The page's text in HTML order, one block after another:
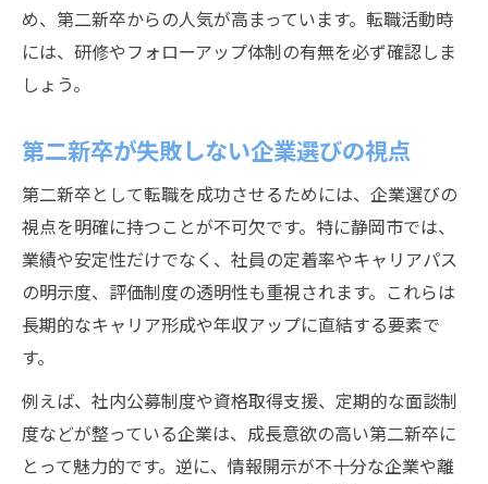
め、第二新卒からの人気が高まっています。転職活動時
には、研修やフォローアップ体制の有無を必ず確認しま
しょう。
第二新卒が失敗しない企業選びの視点
第二新卒として転職を成功させるためには、企業選びの
視点を明確に持つことが不可欠です。特に静岡市では、
業績や安定性だけでなく、社員の定着率やキャリアパス
の明示度、評価制度の透明性も重視されます。これらは
長期的なキャリア形成や年収アップに直結する要素で
す。
例えば、社内公募制度や資格取得支援、定期的な面談制
度などが整っている企業は、成長意欲の高い第二新卒に
とって魅力的です。逆に、情報開示が不十分な企業や離